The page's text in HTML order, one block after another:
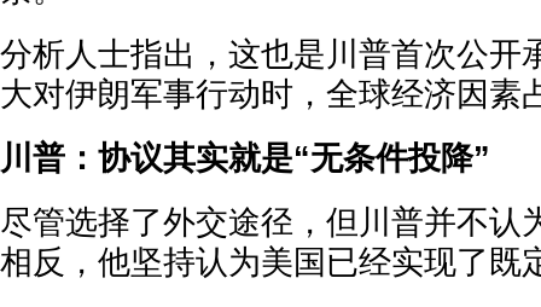
分析人士指出，这也是川普首次公开
大对伊朗军事行动时，全球经济因素
川普：协议其实就是“无条件投降”
尽管选择了外交途径，但川普并不认
相反，他坚持认为美国已经实现了既